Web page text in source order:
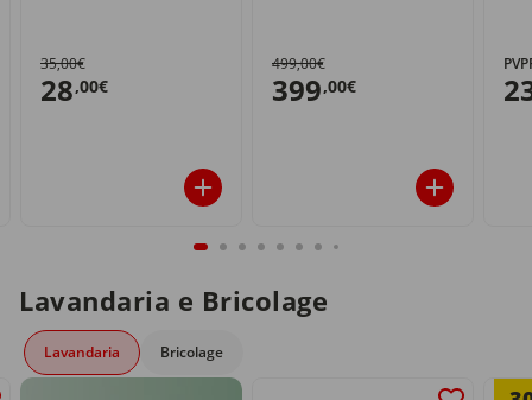
35,00€
28,00€
499,00€
399,00€
Lavandaria e Bricolage
Lavandaria Bricolage